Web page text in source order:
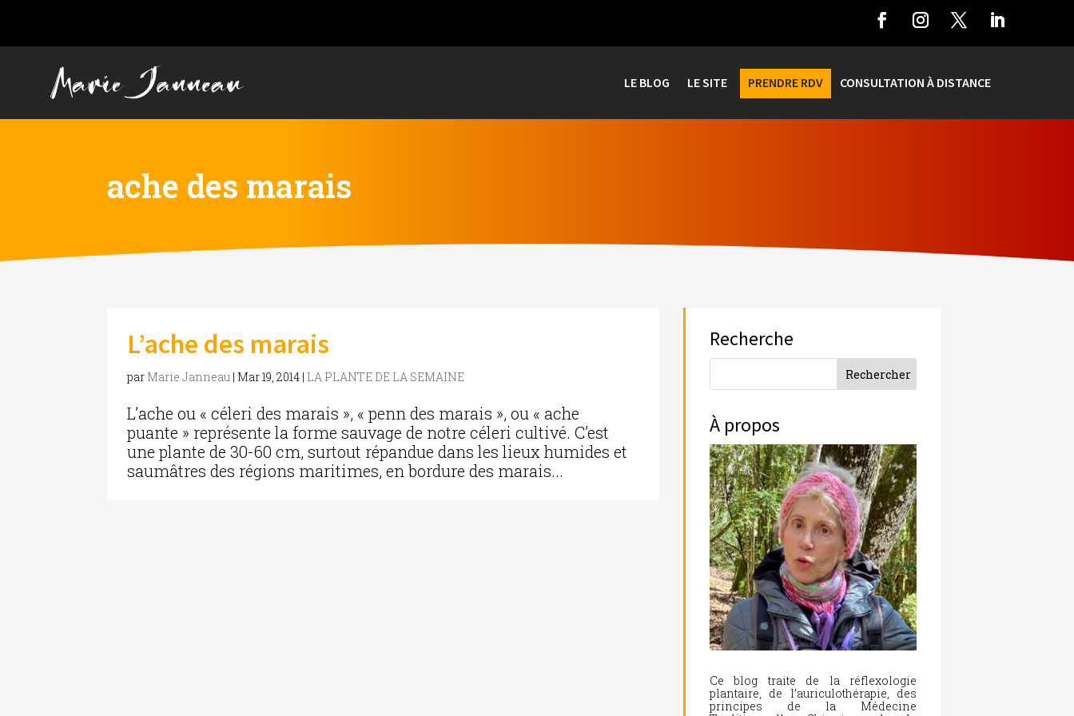
LE BLOG LE SITE PRENDRE RDV CONSULTATION À DISTANCE
ache des marais
L’ache des marais
par Marie Janneau | Mar 19, 2014 | LA PLANTE DE LA SEMAINE
L’ache ou « céleri des marais », « penn des marais », ou « ache
puante » représente la forme sauvage de notre céleri cultivé. C’est
une plante de 30-60 cm, surtout répandue dans les lieux humides et
saumâtres des régions maritimes, en bordure des marais...
Recherche
À propos
Ce blog traite de la réflexologie
plantaire, de l’auriculothérapie, des
principes de la Médecine